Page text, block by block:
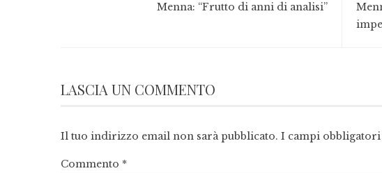
Menna: “Frutto di anni di analisi”
LASCIA UN COMMENTO
Il tuo indirizzo email non sarà pubblicato. I campi obbligatori
Commento *